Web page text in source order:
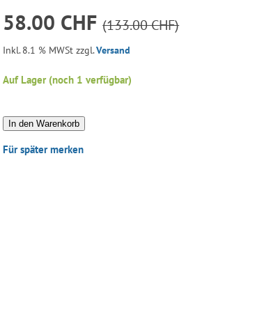
58.00 CHF (133.00 CHF)
Inkl. 8.1 % MWSt zzgl.Versand
Auf Lager (noch 1 verfügbar)
In den Warenkorb
Für später merken